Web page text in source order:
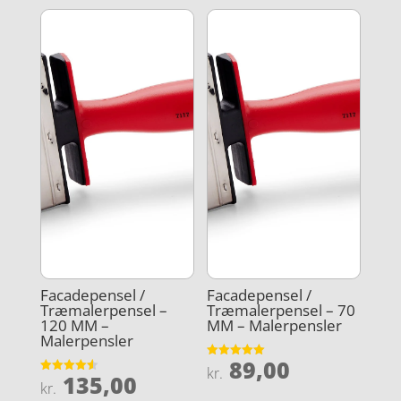
Facadepensel /
Træmalerpensel –
120 MM –
Malerpensler
Vurderet
4.6
kr. 135,00
Facadepensel /
Træmalerpensel – 70
MM – Malerpensler
Vurderet
5
kr. 89,00